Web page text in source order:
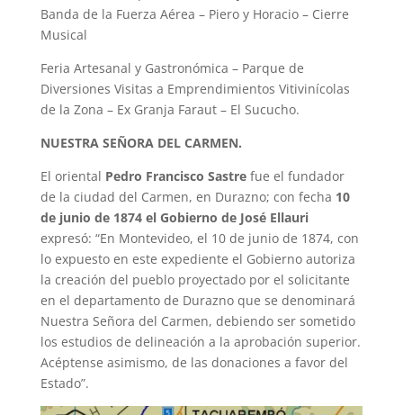
Banda de la Fuerza Aérea – Piero y Horacio – Cierre
Musical
Feria Artesanal y Gastronómica – Parque de
Diversiones Visitas a Emprendimientos Vitivinícolas
de la Zona – Ex Granja Faraut – El Sucucho.
NUESTRA SEÑORA DEL CARMEN.
El oriental Pedro Francisco Sastrefue el fundador
de la ciudad del Carmen, en Durazno; con fecha 10
de junio de 1874 el Gobierno de José Ellauri
expresó: “En Montevideo, el 10 de junio de 1874, con
lo expuesto en este expediente el Gobierno autoriza
la creación del pueblo proyectado por el solicitante
en el departamento de Durazno que se denominará
Nuestra Señora del Carmen, debiendo ser sometido
los estudios de delineación a la aprobación superior.
Acéptense asimismo, de las donaciones a favor del
Estado”.